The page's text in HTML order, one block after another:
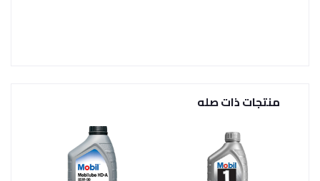
منتجات ذات صله